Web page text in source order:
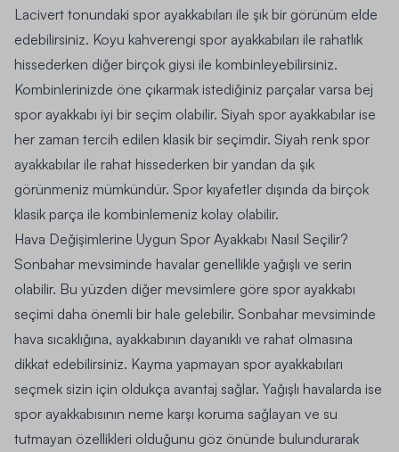
Lacivert tonundaki spor ayakkabıları ile şık bir görünüm elde
edebilirsiniz. Koyu kahverengi spor ayakkabıları ile rahatlık
hissederken diğer birçok giysi ile kombinleyebilirsiniz.
Kombinlerinizde öne çıkarmak istediğiniz parçalar varsa bej
spor ayakkabı iyi bir seçim olabilir. Siyah spor ayakkabılar ise
her zaman tercih edilen klasik bir seçimdir. Siyah renk spor
ayakkabılar ile rahat hissederken bir yandan da şık
görünmeniz mümkündür. Spor kıyafetler dışında da birçok
klasik parça ile kombinlemeniz kolay olabilir.
Hava Değişimlerine Uygun Spor Ayakkabı Nasıl Seçilir?
Sonbahar mevsiminde havalar genellikle yağışlı ve serin
olabilir. Bu yüzden diğer mevsimlere göre spor ayakkabı
seçimi daha önemli bir hale gelebilir. Sonbahar mevsiminde
hava sıcaklığına, ayakkabının dayanıklı ve rahat olmasına
dikkat edebilirsiniz. Kayma yapmayan spor ayakkabıları
seçmek sizin için oldukça avantaj sağlar. Yağışlı havalarda ise
spor ayakkabısının neme karşı koruma sağlayan ve su
tutmayan özellikleri olduğunu göz önünde bulundurarak